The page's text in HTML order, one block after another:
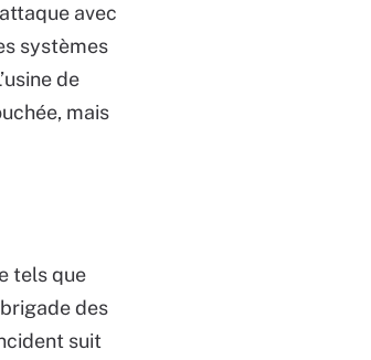
avec
systèmes
de
mais
tels que
des
suit